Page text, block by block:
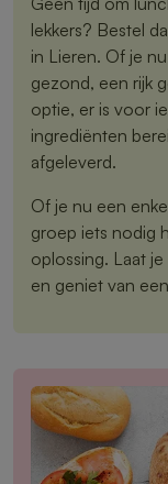
lekkers? Bestel
in Lieren. Of je
gezond, een rijk
optie, er is voor
ingrediënten
afgeleverd.
Of je nu een
groep iets nodig
oplossing. Laat
en geniet van